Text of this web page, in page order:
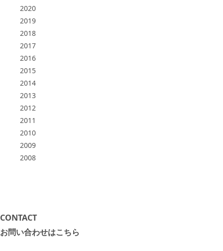
2020
2019
2018
2017
2016
2015
2014
2013
2012
2011
2010
2009
2008
CONTACT
お問い合わせはこちら